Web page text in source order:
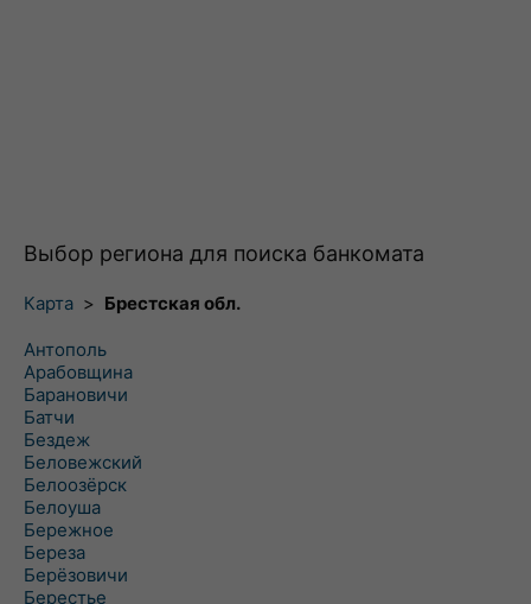
Выбор региона для поиска банкомата
Карта > Брестская обл.
Антополь
Арабовщина
Барановичи
Батчи
Бездеж
Беловежский
Белоозёрск
Белоуша
Бережное
Береза
Берёзовичи
Берестье